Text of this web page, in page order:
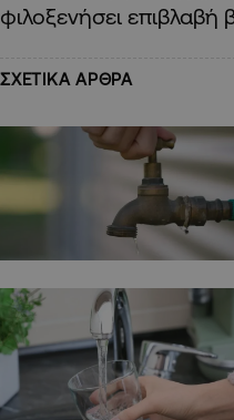
φιλοξενήσει επιβλαβή
ΣΧΕΤΙΚΑ ΑΡΘΡΑ